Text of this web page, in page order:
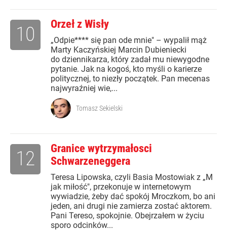
Orzeł z Wisły
„Odpie**** się pan ode mnie" – wypalił mąż
Marty Kaczyńskiej Marcin Dubieniecki
do dziennikarza, który zadał mu niewygodne
pytanie. Jak na kogoś, kto myśli o karierze
politycznej, to niezły początek. Pan mecenas
najwyraźniej wie,...
10
Tomasz Sekielski
Granice wytrzymałosci
Schwarzeneggera
Teresa Lipowska, czyli Basia Mostowiak z „M
jak miłość", przekonuje w internetowym
wywiadzie, żeby dać spokój Mroczkom, bo ani
jeden, ani drugi nie zamierza zostać aktorem.
Pani Tereso, spokojnie. Obejrzałem w życiu
sporo odcinków...
12